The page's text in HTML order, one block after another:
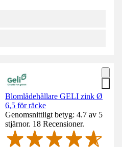
Blomlådehållare GELI zink Ø
6,5 för räcke
Genomsnittligt betyg: 4.7 av 5
stjärnor. 18 Recensioner.